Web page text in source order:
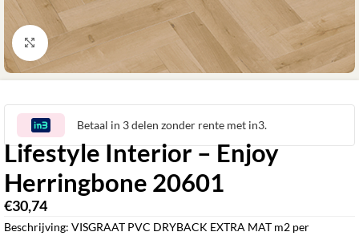
Klik om te vergroten
Betaal in 3 delen zonder rente met in3.
Lifestyle Interior – Enjoy
Herringbone 20601
€30,74
Beschrijving: VISGRAAT PVC DRYBACK EXTRA MAT m2 per